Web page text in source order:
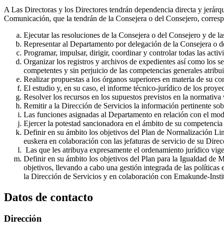
A Las Directoras y los Directores tendrán dependencia directa y
Comunicación, que la tendrán de la Consejera o del Consejero,
Ejecutar las resoluciones de la Consejera o del Consejero y de
Representar al Departamento por delegación de la Consejera o
Programar, impulsar, dirigir, coordinar y controlar todas las
Organizar los registros y archivos de expedientes así como los
competentes y sin perjuicio de las competencias generales
Realizar propuestas a los órganos superiores en materia de su
El estudio y, en su caso, el informe técnico-jurídico de los
Resolver los recursos en los supuestos previstos en la normativa
Remitir a la Dirección de Servicios la información pertinente
Las funciones asignadas al Departamento en relación con el
Ejercer la potestad sancionadora en el ámbito de su
Definir en su ámbito los objetivos del Plan de Normalización
euskera en colaboración con las jefaturas de servicio de su
Las que les atribuya expresamente el ordenamiento jurídico
Definir en su ámbito los objetivos del Plan para la Igualdad de
objetivos, llevando a cabo una gestión integrada de las
la Dirección de Servicios y en colaboración con Emakunde-
Datos de contacto
Dirección